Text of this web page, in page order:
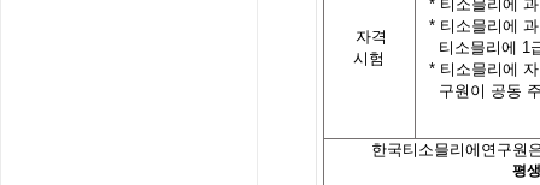
자격
시험
* 티소믈리에
* 티소믈리에
티소믈리에 1
* 티소믈리에
구원이 공동
한국티소믈리에연구원
평